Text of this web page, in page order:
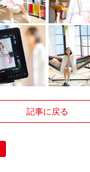
記事に戻る